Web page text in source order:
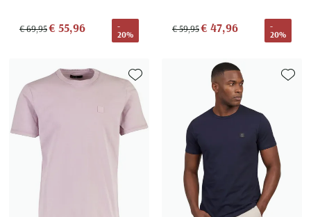
€ 69,95€ 55,96
-
20%
€ 59,95€ 47,96
-
20%
Toevoegen aan favorieten